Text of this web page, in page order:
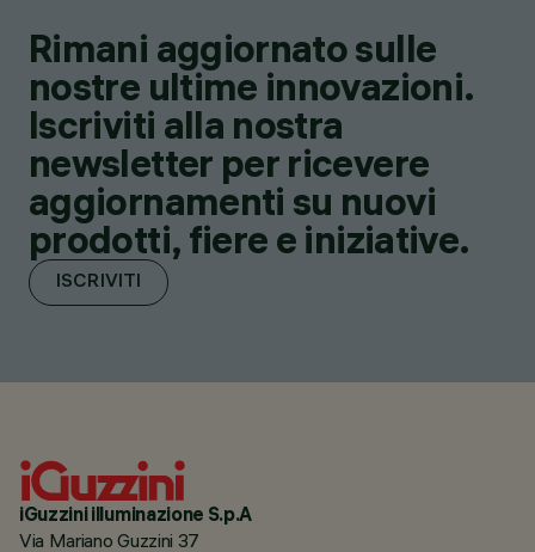
Rimani aggiornato sulle
nostre ultime innovazioni.
Iscriviti alla nostra
newsletter per ricevere
aggiornamenti su nuovi
prodotti, fiere e iniziative.
ISCRIVITI
iGuzzini illuminazione S.p.A
Via Mariano Guzzini 37